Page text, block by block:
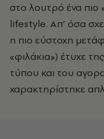
στο λουτρό ένα πιο
lifestyle. Απ’ όσα
η πιο εύστοχη
«φιλάκια») έτυχε
τύπου και του
χαρακτηρίστηκε